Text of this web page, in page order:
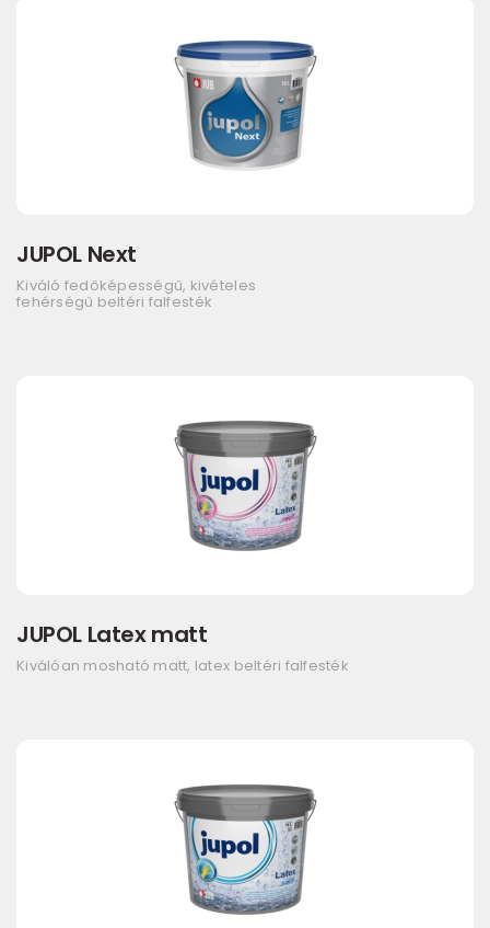
JUPOL Next
Kiváló fedőképességű, kivételes
fehérségű beltéri falfesték
JUPOL Latex matt
Kiválóan mosható matt, latex beltéri falfesték